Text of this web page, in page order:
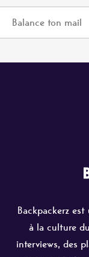
Backpackerz
à la culture
interviews, des